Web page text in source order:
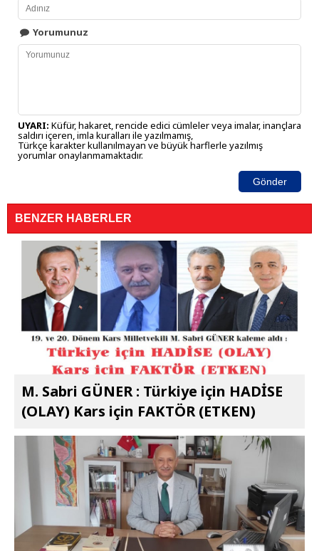
Yorumunuz
UYARI: Küfür, hakaret, rencide edici cümleler veya imalar, inançlara
saldırı içeren, imla kuralları ile yazılmamış,
Türkçe karakter kullanılmayan ve büyük harflerle yazılmış
yorumlar onaylanmamaktadır.
Gönder
BENZER HABERLER
M. Sabri GÜNER : Türkiye için HADİSE
(OLAY) Kars için FAKTÖR (ETKEN)